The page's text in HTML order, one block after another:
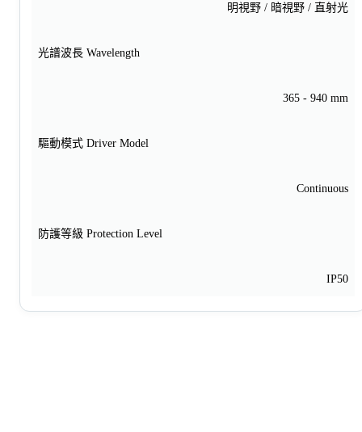
明視野 / 暗視野 / 直射光
光譜波長 Wavelength
365 - 940 mm
驅動模式 Driver Model
Continuous
防護等級 Protection Level
IP50